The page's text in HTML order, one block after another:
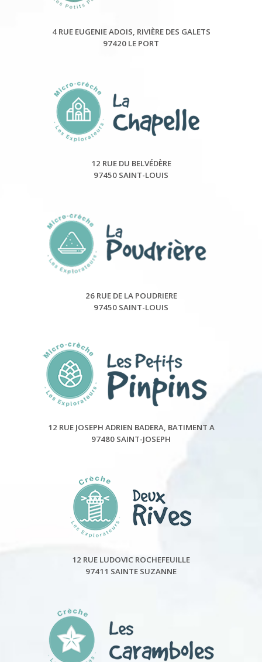
4 RUE EUGENIE ADOIS, RIVIÈRE DES GALETS
97420 LE PORT
12 RUE DU BELVÉDÈRE
97450 SAINT-LOUIS
26 RUE DE LA POUDRIERE
97450 SAINT-LOUIS
12 RUE JOSEPH ADRIEN BADERA, BATIMENT A
97480 SAINT-JOSEPH
12 RUE LUDOVIC ROCHEFEUILLE
97411 SAINTE SUZANNE